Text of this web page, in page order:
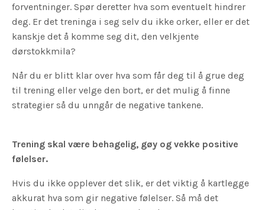
forventninger. Spør deretter hva som eventuelt hindrer
deg. Er det treninga i seg selv du ikke orker, eller er det
kanskje det å komme seg dit, den velkjente
dørstokkmila?
Når du er blitt klar over hva som får deg til å grue deg
til trening eller velge den bort, er det mulig å finne
strategier så du unngår de negative tankene.
Trening skal være behagelig, gøy og vekke positive
følelser.
Hvis du ikke opplever det slik, er det viktig å kartlegge
akkurat hva som gir negative følelser. Så må det